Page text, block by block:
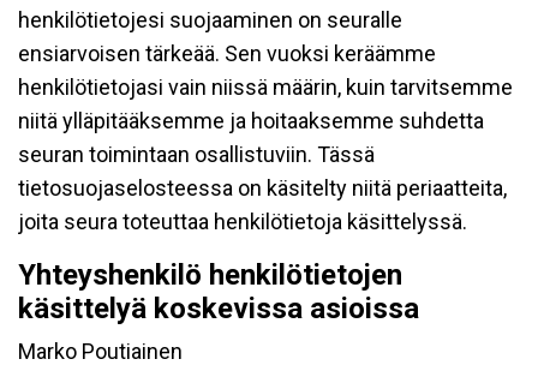
henkilötietojesi suojaaminen on seuralle
ensiarvoisen tärkeää. Sen vuoksi keräämme
henkilötietojasi vain niissä määrin, kuin tarvitsemme
niitä ylläpitääksemme ja hoitaaksemme suhdetta
seuran toimintaan osallistuviin. Tässä
tietosuojaselosteessa on käsitelty niitä periaatteita,
joita seura toteuttaa henkilötietoja käsittelyssä.
Yhteyshenkilö henkilötietojen
käsittelyä koskevissa asioissa
Marko Poutiainen